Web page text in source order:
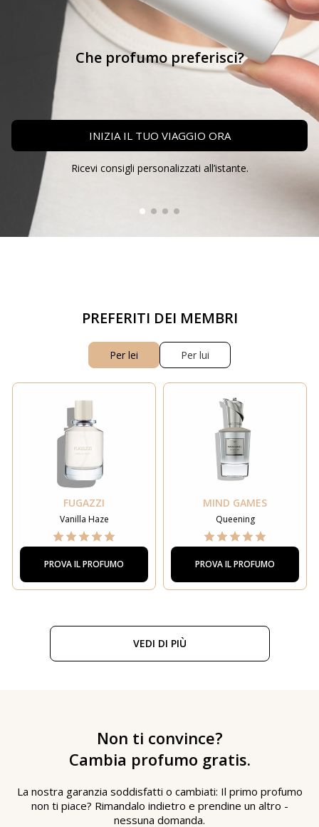
Che profumo preferisci?
INIZIA IL TUO VIAGGIO ORA
Ricevi consigli personalizzati all’istante.
PREFERITI DEI MEMBRI
Per lei Per lui
FUGAZZI
Vanilla Haze
PROVA IL PROFUMO
MIND GAMES
Queening
PROVA IL PROFUMO
VEDI DI PIÙ
Non ti convince?
Cambia profumo gratis.
La nostra garanzia soddisfatti o cambiati: Il primo profumo
non ti piace? Rimandalo indietro e prendine un altro -
nessuna domanda.